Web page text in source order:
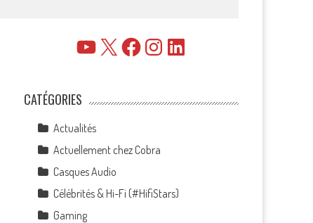
YouTube
X FacebookInstagramLinkedIn
CATÉGORIES
Actualités
Actuellement chez Cobra
Casques Audio
Célébrités & Hi-Fi (#HifiStars)
Gaming